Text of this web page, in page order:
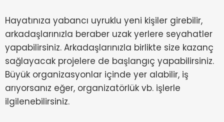
Hayatınıza yabancı uyruklu yeni kişiler girebilir,
arkadaşlarınızla beraber uzak yerlere seyahatler
yapabilirsiniz. Arkadaşlarınızla birlikte size kazanç
sağlayacak projelere de başlangıç yapabilirsiniz.
Büyük organizasyonlar içinde yer alabilir, iş
arıyorsanız eğer, organizatörlük vb. işlerle
ilgilenebilirsiniz.